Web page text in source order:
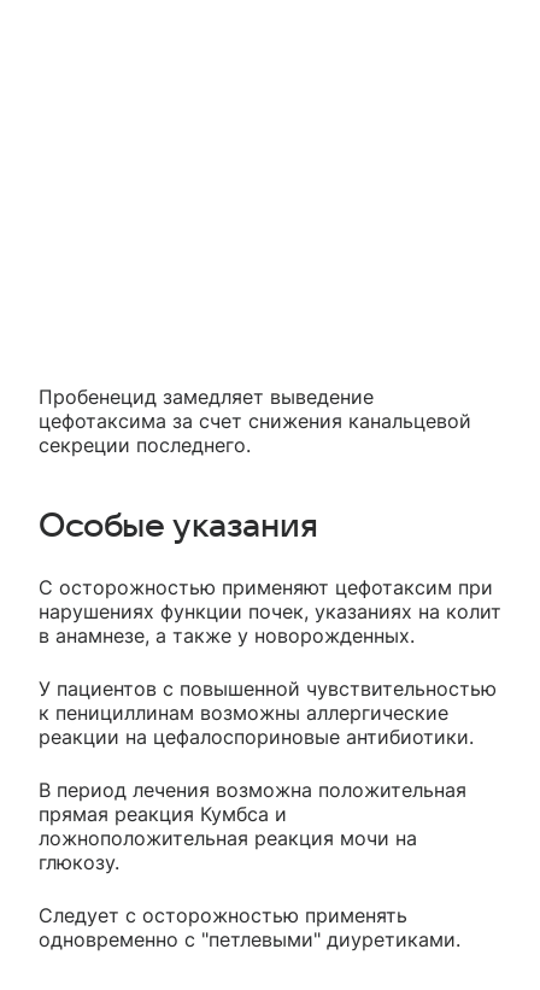
Пробенецид замедляет выведение
цефотаксима за счет снижения канальцевой
секреции последнего.
Особые указания
С осторожностью применяют цефотаксим при
нарушениях функции почек, указаниях на колит
в анамнезе, а также у новорожденных.
У пациентов с повышенной чувствительностью
к пенициллинам возможны аллергические
реакции на цефалоспориновые антибиотики.
В период лечения возможна положительная
прямая реакция Кумбса и
ложноположительная реакция мочи на
глюкозу.
Следует с осторожностью применять
одновременно с "петлевыми" диуретиками.